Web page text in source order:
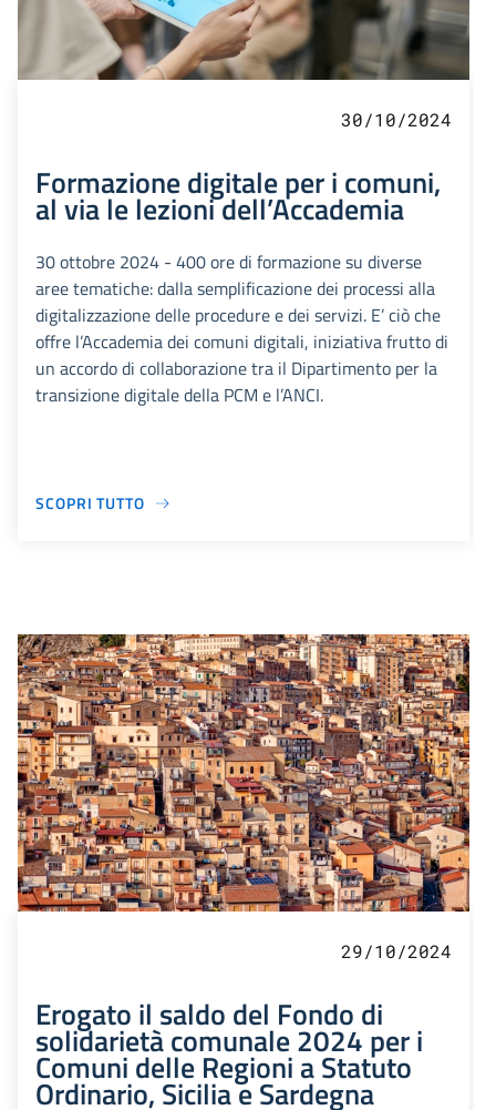
30/10/2024
Formazione digitale per i comuni,
al via le lezioni dell’Accademia
30 ottobre 2024 - 400 ore di formazione su diverse
aree tematiche: dalla semplificazione dei processi alla
digitalizzazione delle procedure e dei servizi. E’ ciò che
offre l’Accademia dei comuni digitali, iniziativa frutto di
un accordo di collaborazione tra il Dipartimento per la
transizione digitale della PCM e l’ANCI.
SCOPRI TUTTO
29/10/2024
Erogato il saldo del Fondo di
solidarietà comunale 2024 per i
Comuni delle Regioni a Statuto
Ordinario, Sicilia e Sardegna